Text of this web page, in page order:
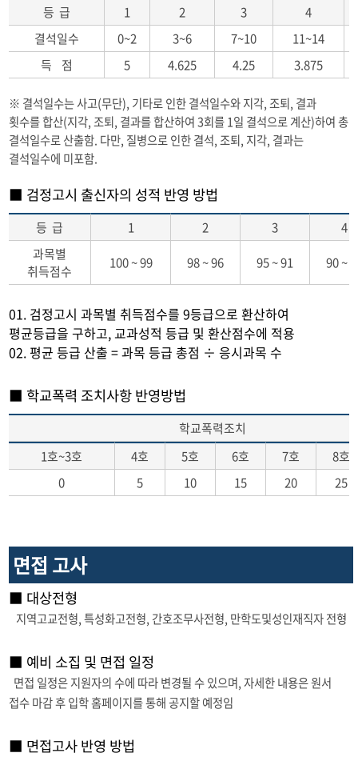
등 급 1 2 3
4
결석일수
0~2 3~6 7~10
11~14
득 점
5 4.625 4.25 3.875
※ 결석일수는 사고(무단), 기타로 인한 결석일수와 지각, 조퇴, 결과
횟수를 합산(지각, 조퇴, 결과를 합산하여 3회를 1일 결석으로 계산)하여 총
결석일수로 산출함. 다만, 질병으로 인한 결석, 조퇴, 지각, 결과는
결석일수에 미포함.
■ 검정고시 출신자의 성적 반영 방법
등 급 1 2 3
4
과목별
취득점수
100 ~ 99 98 ~ 96 95 ~ 91 90 ~
01. 검정고시 과목별 취득점수를 9등급으로 환산하여
평균등급을 구하고, 교과성적 등급 및 환산점수에 적용
02. 평균 등급 산출 = 과목 등급 총점 ÷ 응시과목 수
■ 학교폭력 조치사항 반영방법
학교폭력조치
1호~3호
4호 5호 6호 7호
8호
0
5 10 15 20 25
면접 고사
■ 대상전형
지역고교전형, 특성화고전형, 간호조무사전형, 만학도및성인재직자 전형
■ 예비 소집 및 면접 일정
면접 일정은 지원자의 수에 따라 변경될 수 있으며, 자세한 내용은 원서
접수 마감 후 입학 홈페이지를 통해 공지할 예정임
■ 면접고사 반영 방법